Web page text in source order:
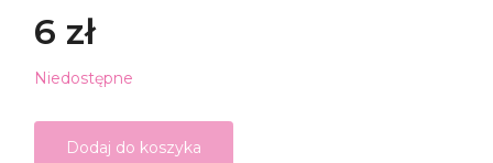
6 zł
Niedostępne
Dodaj do koszyka